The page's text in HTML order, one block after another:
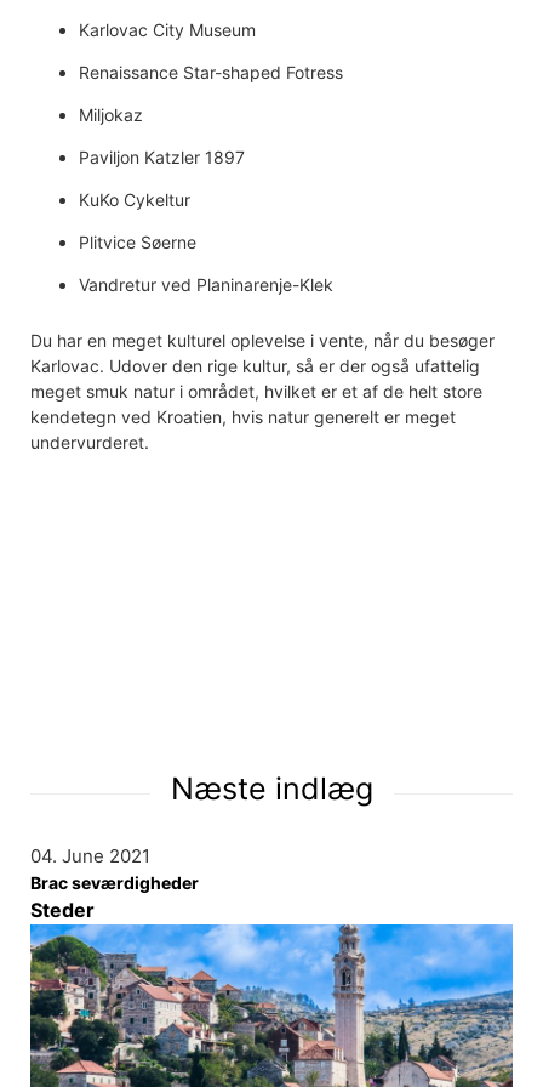
Karlovac City Museum
Renaissance Star-shaped Fotress
Miljokaz
Paviljon Katzler 1897
KuKo Cykeltur
Plitvice Søerne
Vandretur ved Planinarenje-Klek
Du har en meget kulturel oplevelse i vente, når du besøger
Karlovac. Udover den rige kultur, så er der også ufattelig
meget smuk natur i området, hvilket er et af de helt store
kendetegn ved Kroatien, hvis natur generelt er meget
undervurderet.
Næste indlæg
04. June 2021
Brac seværdigheder
Steder